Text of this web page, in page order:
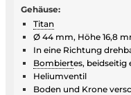
Gehäuse:
Titan
Ø 44 mm, Höhe 16,8
In eine Richtung
Bombiertes, beidseitig
Heliumventil
Boden und Krone